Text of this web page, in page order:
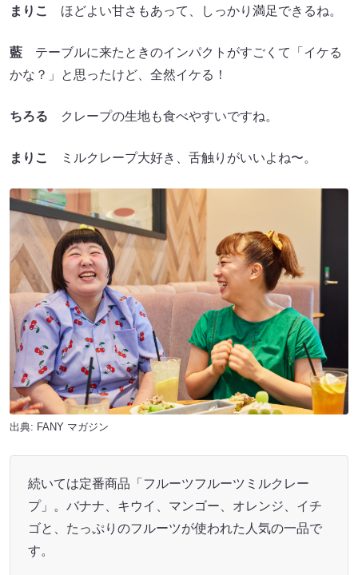
まりこ ほどよい甘さもあって、しっかり満足できるね。
藍 テーブルに来たときのインパクトがすごくて「イケる
かな？」と思ったけど、全然イケる！
ちろる クレープの生地も食べやすいですね。
まりこ ミルクレープ大好き、舌触りがいいよね〜。
出典: FANY マガジン
続いては定番商品「フルーツフルーツミルクレー
プ」。バナナ、キウイ、マンゴー、オレンジ、イチ
ゴと、たっぷりのフルーツが使われた人気の一品で
す。